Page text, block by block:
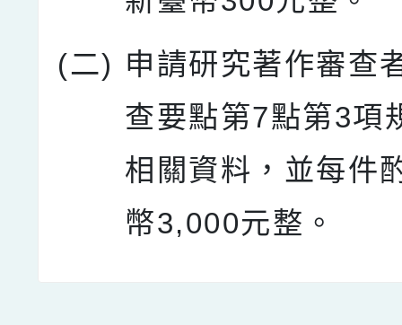
(二) 申請研究著作審查
查要點第7點第3項
相關資料，並每件
幣3,000元整。